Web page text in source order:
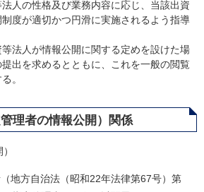
人の性格及び業務内容に応じ、当該出資
度が適切かつ円滑に実施されるよう指導
法人が情報公開に関する定めを設けた場
出を求めるとともに、これを一般の閲覧
。
理者の情報公開）関係
地方自治法（昭和22年法律第67号）第